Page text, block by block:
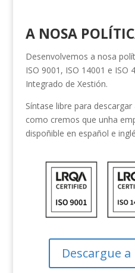
A NOSA
Desenvolvemos a nosa
ISO 9001, ISO 14001 e ISO
Integrado de Xestión.
Síntase libre para
como cremos que unha
dispoñible en español e
Descargue